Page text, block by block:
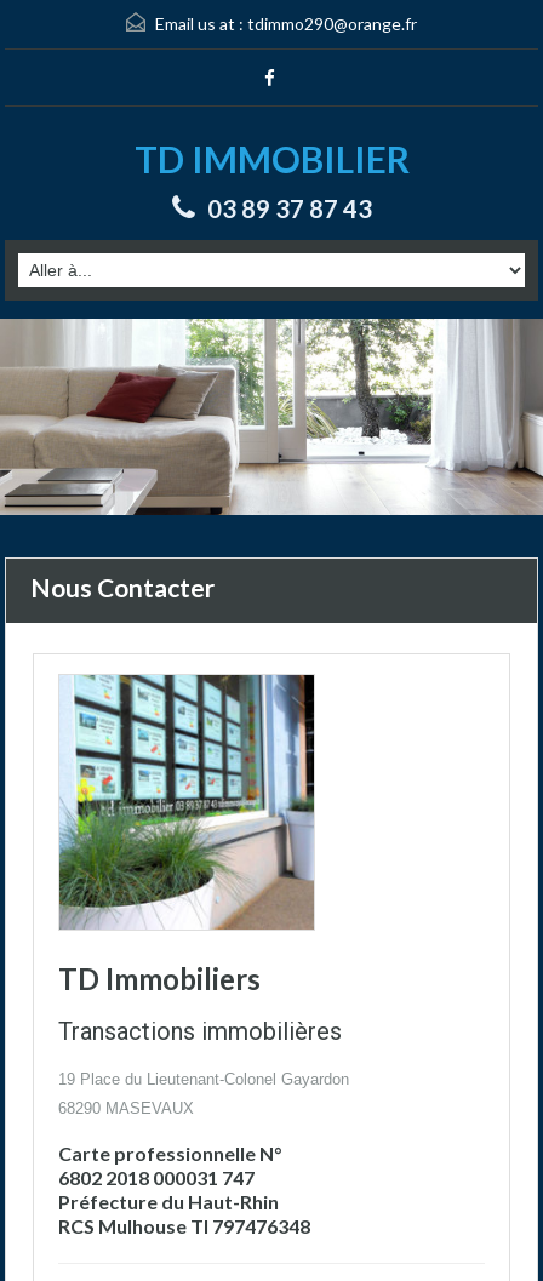
Email us at : tdimmo290@orange.fr
TD IMMOBILIER
03 89 37 87 43
Nous Contacter
TD Immobiliers
Transactions immobilières
19 Place du Lieutenant-Colonel Gayardon
68290 MASEVAUX
Carte professionnelle N°
6802 2018 000031 747
Préfecture du Haut-Rhin
RCS Mulhouse TI 797476348